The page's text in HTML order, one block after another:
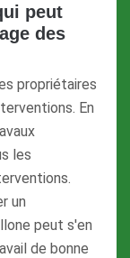
peut
des
propriétaires
En
les
un
peut s'en
de bonne